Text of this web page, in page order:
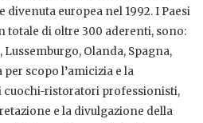
divenuta europea nel 1992. I Paesi
totale di oltre 300 aderenti, sono:
Olanda, Spagna,
per scopo l’amicizia e la
cuochi-ristoratori professionisti,
e la divulgazione della